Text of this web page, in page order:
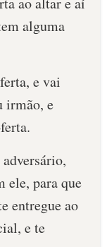
alguma
e vai
irmão, e
ele, para que
entregue ao
e te